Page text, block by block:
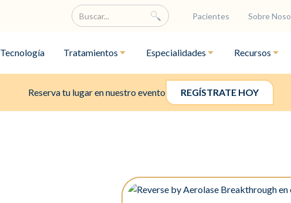
Pacientes Sobre
Tecnología Tratamientos Especialidades Recursos
Reserva tu lugar en nuestro evento REGÍSTRATE HOY